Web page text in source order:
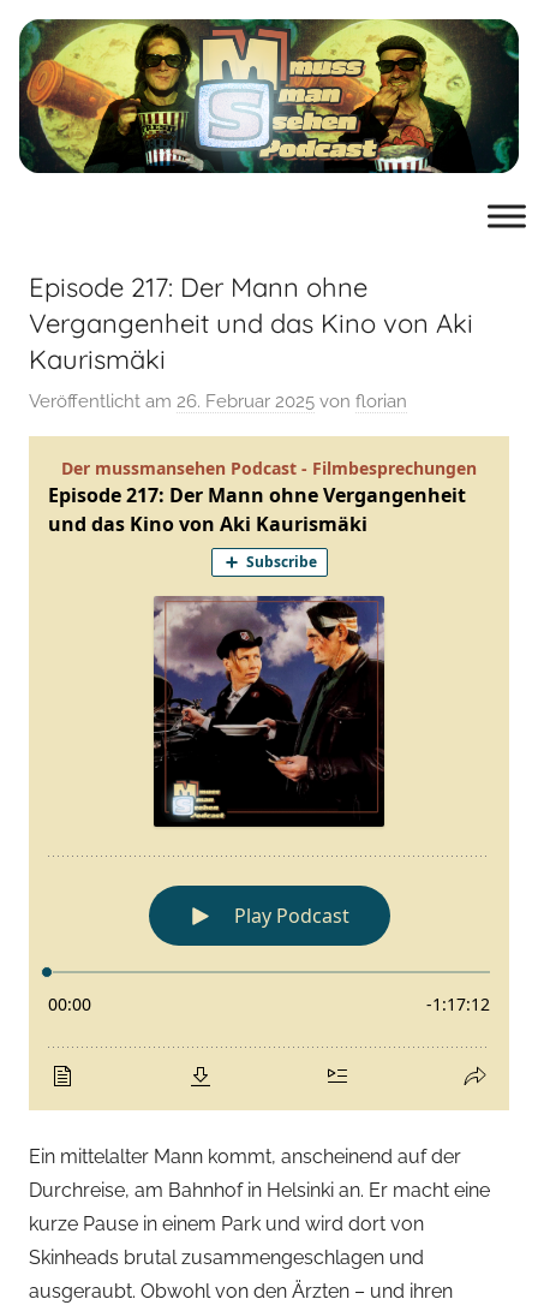
Zum
Inhalt
springen
sehen
Film-
Podcast
mussmansehen.de
Episode 217: Der Mann ohne
Vergangenheit und das Kino von Aki
Kaurismäki
Veröffentlicht am 26. Februar 2025 von florian
Ein mittelalter Mann kommt, anscheinend auf der
Durchreise, am Bahnhof in Helsinki an. Er macht eine
kurze Pause in einem Park und wird dort von
Skinheads brutal zusammengeschlagen und
ausgeraubt. Obwohl von den Ärzten – und ihren